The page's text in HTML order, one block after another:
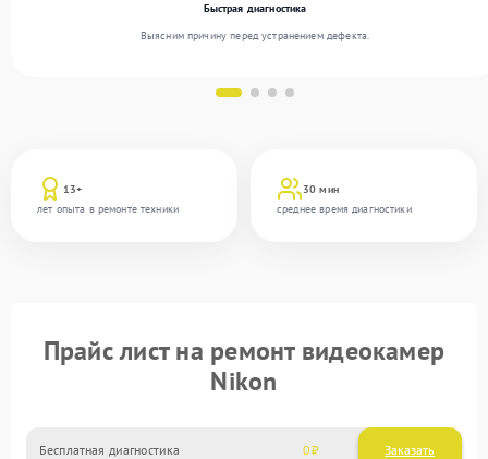
13+
лет опыта в ремонте техники
30 мин
среднее время диагностики
Быстрая диагностика
Выясним причину перед устранением дефекта.
Прайс лист на ремонт видеокамер
Nikon
Бесплатная диагностика 0 Заказать